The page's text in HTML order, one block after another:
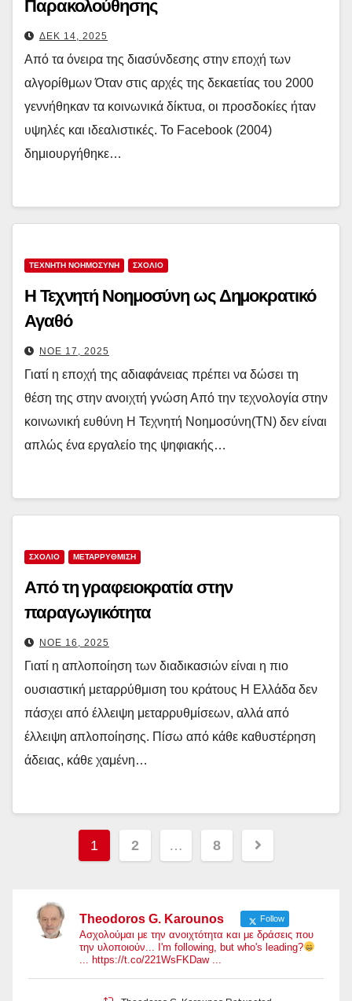
Παρακολούθησης
ΔΕΚ 14, 2025
Από τα όνειρα της διασύνδεσης στην εποχή των
αλγορίθμων Όταν στις αρχές της δεκαετίας του 2000
γεννήθηκαν τα κοινωνικά δίκτυα, οι προσδοκίες ήταν
υψηλές και ιδεαλιστικές. Το Facebook (2004)
δημιουργήθηκε…
ΤΕΧΝΗΤΗ ΝΟΗΜΟΣΥΝΗ ΣΧΟΛΙΟ
Η Τεχνητή Νοημοσύνη ως Δημοκρατικό
Αγαθό
ΝΟΈ 17, 2025
Γιατί η εποχή της αδιαφάνειας πρέπει να δώσει τη
θέση της στην ανοιχτή γνώση Από την τεχνολογία στην
κοινωνική ευθύνη Η Τεχνητή Νοημοσύνη(ΤΝ) δεν είναι
απλώς ένα εργαλείο της ψηφιακής…
ΣΧΟΛΙΟ ΜΕΤΑΡΡΥΘΜΙΣΗ
Από τη γραφειοκρατία στην
παραγωγικότητα
ΝΟΈ 16, 2025
Γιατί η απλοποίηση των διαδικασιών είναι η πιο
ουσιαστική μεταρρύθμιση του κράτους Η Ελλάδα δεν
πάσχει από έλλειψη μεταρρυθμίσεων, αλλά από
έλλειψη απλοποίησης. Πίσω από κάθε καθυστέρηση
άδειας, κάθε χαμένη…
Σελιδοποίηση
1 2 … 8
Theodoros G. Karounos Follow
Ασχολούμαι με την ανοιχτότητα και με δράσεις που
την υλοποιούν... I'm following, but who's leading?
... https://t.co/221WsFKDaw ...